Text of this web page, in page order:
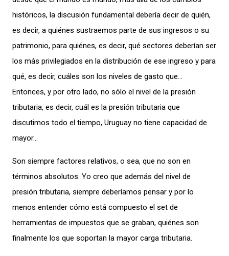
históricos, la discusión fundamental debería decir de quién,
es decir, a quiénes sustraemos parte de sus ingresos o su
patrimonio, para quiénes, es decir, qué sectores deberían ser
los más privilegiados en la distribución de ese ingreso y para
qué, es decir, cuáles son los niveles de gasto que…
Entonces, y por otro lado, no sólo el nivel de la presión
tributaria, es decir, cuál es la presión tributaria que
discutimos todo el tiempo, Uruguay no tiene capacidad de
mayor…
Son siempre factores relativos, o sea, que no son en
términos absolutos. Yo creo que además del nivel de
presión tributaria, siempre deberíamos pensar y por lo
menos entender cómo está compuesto el set de
herramientas de impuestos que se graban, quiénes son
finalmente los que soportan la mayor carga tributaria.